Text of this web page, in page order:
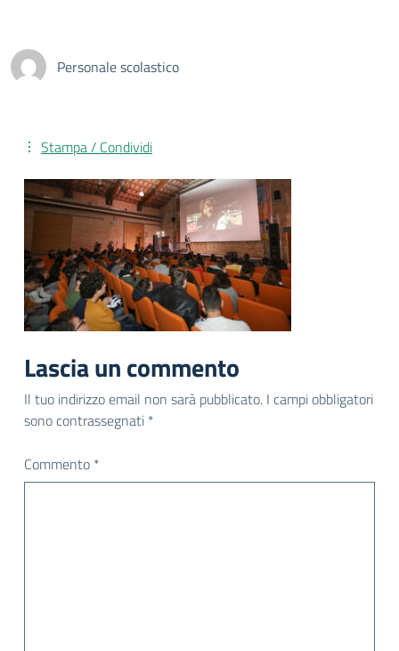
Personale scolastico
Stampa / Condividi
Lascia un commento
Il tuo indirizzo email non sarà pubblicato. I campi obbligatori
sono contrassegnati *
Commento *